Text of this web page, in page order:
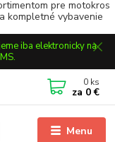
pre motokros
kompletné vybavenie
iba elektronicky na
Menu
0 ks
za 0 €